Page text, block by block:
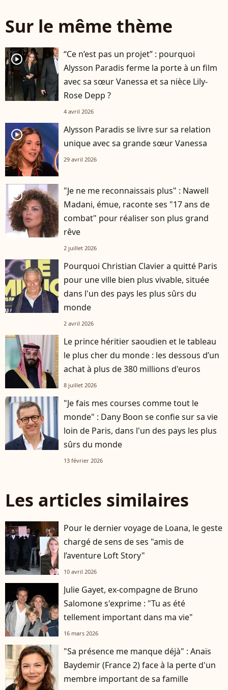
Sur le même thème
player2
“Ce n’est pas un projet” : pourquoi
Alysson Paradis ferme la porte à un film
avec sa sœur Vanessa et sa nièce Lily-
Rose Depp ?
4 avril 2026
player2
Alysson Paradis se livre sur sa relation
unique avec sa grande sœur Vanessa
29 avril 2026
player2
"Je ne me reconnaissais plus" : Nawell
Madani, émue, raconte ses "17 ans de
combat" pour réaliser son plus grand
rêve
2 juillet 2026
Pourquoi Christian Clavier a quitté Paris
pour une ville bien plus vivable, située
dans l'un des pays les plus sûrs du
monde
2 avril 2026
Le prince héritier saoudien et le tableau
le plus cher du monde : les dessous d’un
achat à plus de 380 millions d'euros
8 juillet 2026
"Je fais mes courses comme tout le
monde" : Dany Boon se confie sur sa vie
loin de Paris, dans l'un des pays les plus
sûrs du monde
13 février 2026
Les articles similaires
Pour le dernier voyage de Loana, le geste
chargé de sens de ses "amis de
l’aventure Loft Story"
10 avril 2026
Julie Gayet, ex-compagne de Bruno
Salomone s'exprime : "Tu as été
tellement important dans ma vie"
16 mars 2026
"Sa présence me manque déjà" : Anaïs
Baydemir (France 2) face à la perte d'un
membre important de sa famille